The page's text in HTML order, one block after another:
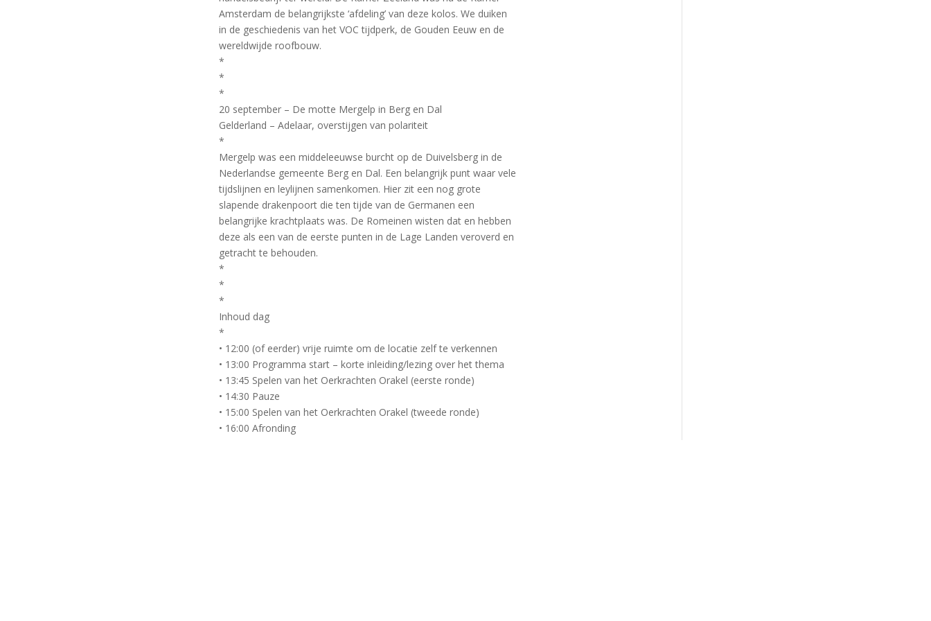
Amsterdam de belangrijkste ‘afdeling’ van deze kolos. We duiken
in de geschiedenis van het VOC tijdperk, de Gouden Eeuw en de
wereldwijde roofbouw.
*
*
*
20 september – De motte Mergelp in Berg en Dal
Gelderland – Adelaar, overstijgen van polariteit
*
Mergelp was een middeleeuwse burcht op de Duivelsberg in de
Nederlandse gemeente Berg en Dal. Een belangrijk punt waar vele
tijdslijnen en leylijnen samenkomen. Hier zit een nog grote
slapende drakenpoort die ten tijde van de Germanen een
belangrijke krachtplaats was. De Romeinen wisten dat en hebben
deze als een van de eerste punten in de Lage Landen veroverd en
getracht te behouden.
*
*
*
Inhoud dag
*
• 12:00 (of eerder) vrije ruimte om de locatie zelf te verkennen
• 13:00 Programma start – korte inleiding/lezing over het thema
• 13:45 Spelen van het Oerkrachten Orakel (eerste ronde)
• 14:30 Pauze
• 15:00 Spelen van het Oerkrachten Orakel (tweede ronde)
• 16:00 Afronding